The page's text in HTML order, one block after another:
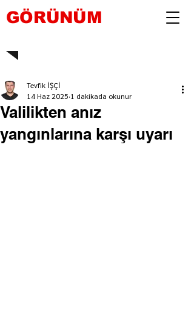
GÖRÜNÜM
Valilikten anız
yangınlarına karşı uyarı
Tevfik İŞÇİ
14 Haz 2025 1 dakikada okunur